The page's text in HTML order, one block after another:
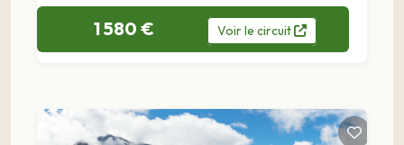
1 580 € Voirle circuit